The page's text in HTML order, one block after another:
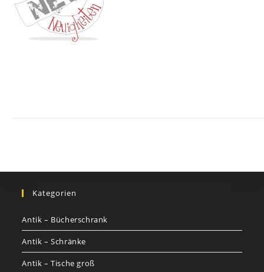
Kategorien
Antik – Bücherschrank
Antik – Schränke
Antik – Tische groß